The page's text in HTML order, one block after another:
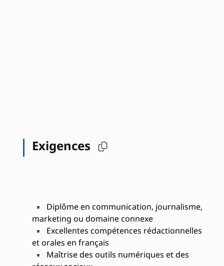
Exigences
Diplôme en communication, journalisme,
marketing ou domaine connexe
Excellentes compétences rédactionnelles
et orales en français
Maîtrise des outils numériques et des